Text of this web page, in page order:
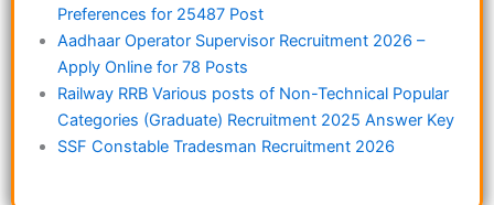
Preferences for 25487 Post
Aadhaar Operator Supervisor Recruitment 2026 –
Apply Online for 78 Posts
Railway RRB Various posts of Non-Technical Popular
Categories (Graduate) Recruitment 2025 Answer Key
SSF Constable Tradesman Recruitment 2026